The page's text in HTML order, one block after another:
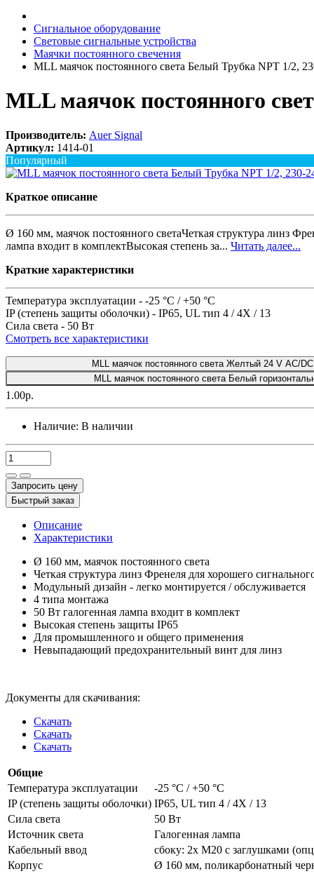
Сигнальное оборудование
Световые сигнальные устройства
Маячки постоянного свечения
MLL маячок постоянного света Белый Трубка NPT 1/2,
MLL маячок постоянного
Производитель: Auer Signal
Артикул: 1414-01
Популярный
Краткое описание
Ø 160 мм, маячок постоянного светаЧеткая структура линз
лампа входит в комплектВысокая степень за... Читать далее...
Краткие характеристики
Температура эксплуатации - -25 °C / +50 °C
IP (степень защиты оболочки) - IP65, UL тип 4 / 4X / 13
Сила света - 50 Вт
Смотреть все характеристики
MLL маячок постоянного света Желтый 24 V AC/
MLL маячок постоянного света Белый
1.00р.
Наличие: В наличии
Запросить цену
Быстрый заказ
Описание
Характеристики
Ø 160 мм, маячок постоянного света
Четкая структура линз Френеля для хорошего
Модульный дизайн - легко монтируется / обслуживается
4 типа монтажа
50 Вт галогенная лампа входит в комплект
Высокая степень защиты IP65
Для промышленного и общего применения
Невыпадающий предохранительный винт для линз
Документы для скачивания:
Скачать
Скачать
Скачать
Общие
Температура эксплуатации
-25 °C / +50 °C
IP (степень защиты оболочки) IP65, UL тип 4 / 4X / 13
Сила света
50 Вт
Источник света
Галогенная лампа
Кабельный ввод
сбоку: 2x M20 с заглушками
Корпус
Ø 160 мм, поликарбонатный